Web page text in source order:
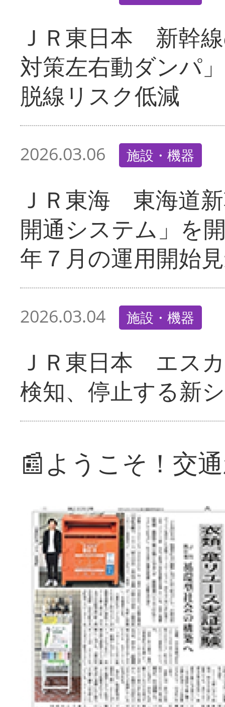
ＪＲ東日本 新幹
対策左右動ダン
脱線リスク低減
2026.03.06 施設・機器
ＪＲ東海 東海道
開通システム」を
年７月の運用開始
2026.03.04 施設・機器
ＪＲ東日本 エス
検知、停止する新
📰ようこそ！交